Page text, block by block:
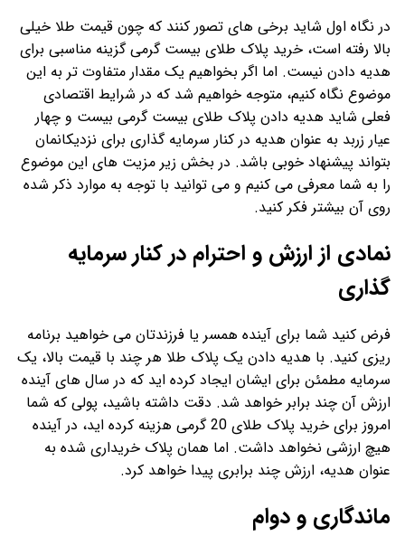
در نگاه اول شاید برخی های تصور کنند که چون قیمت طلا خیلی
بالا رفته است، خرید پلاک طلای بیست گرمی گزینه مناسبی برای
هدیه دادن نیست. اما اگر بخواهیم یک مقدار متفاوت تر به این
موضوع نگاه کنیم، متوجه خواهیم شد که در شرایط اقتصادی
فعلی شاید هدیه دادن پلاک طلای بیست گرمی بیست و چهار
عیار زربد به عنوان هدیه در کنار سرمایه گذاری برای نزدیکانمان
بتواند پیشنهاد خوبی باشد. در بخش زیر مزیت های این موضوع
را به شما معرفی می کنیم و می توانید با توجه به موارد ذکر شده
روی آن بیشتر فکر کنید.
نمادی از ارزش و احترام در کنار سرمایه
گذاری
فرض کنید شما برای آینده همسر یا فرزندتان می خواهید برنامه
ریزی کنید. با هدیه دادن یک پلاک طلا هر چند با قیمت بالا، یک
سرمایه مطمئن برای ایشان ایجاد کرده اید که در سال های آینده
ارزش آن چند برابر خواهد شد. دقت داشته باشید، پولی که شما
امروز برای خرید پلاک طلای 20 گرمی هزینه کرده اید، در آینده
هیچ ارزشی نخواهد داشت. اما همان پلاک خریداری شده به
عنوان هدیه، ارزش چند برابری پیدا خواهد کرد.
ماندگاری و دوام